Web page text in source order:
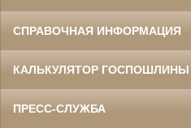
СПРАВОЧНАЯ ИНФОРМАЦИЯ
КАЛЬКУЛЯТОР ГОСПОШЛИНЫ
ПРЕСС-СЛУЖБА